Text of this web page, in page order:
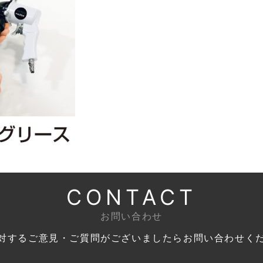
CONTACT
お問い合わせ
するご意見・ご質問がございましたら お問い合わせく